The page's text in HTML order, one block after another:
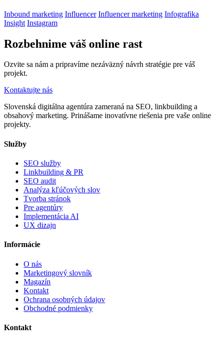
Inbound marketing Influencer Influencer marketing Infografika
Insight Instagram
Rozbehnime váš online rast
Ozvite sa nám a pripravíme nezáväzný návrh stratégie pre váš
projekt.
Kontaktujte nás
Slovenská digitálna agentúra zameraná na SEO, linkbuilding a
obsahový marketing. Prinášame inovatívne riešenia pre vaše online
projekty.
Služby
SEO služby
Linkbuilding & PR
SEO audit
Analýza kľúčových slov
Tvorba stránok
Pre agentúry
Implementácia AI
UX dizajn
Informácie
O nás
Marketingový slovník
Magazín
Kontakt
Ochrana osobných údajov
Obchodné podmienky
Kontakt